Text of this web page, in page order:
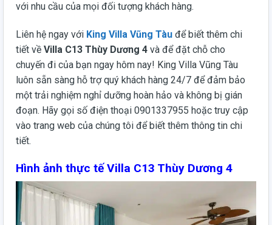
với nhu cầu của mọi đối tượng khách hàng.
Liên hệ ngay với King Villa Vũng Tàu để biết thêm chi
tiết về Villa C13 Thùy Dương 4 và để đặt chỗ cho
chuyến đi của bạn ngay hôm nay! King Villa Vũng Tàu
luôn sẵn sàng hỗ trợ quý khách hàng 24/7 để đảm bảo
một trải nghiệm nghỉ dưỡng hoàn hảo và không bị gián
đoạn. Hãy gọi số điện thoại 0901337955 hoặc truy cập
vào trang web của chúng tôi để biết thêm thông tin chi
tiết.
Hình ảnh thực tế Villa C13 Thùy Dương 4